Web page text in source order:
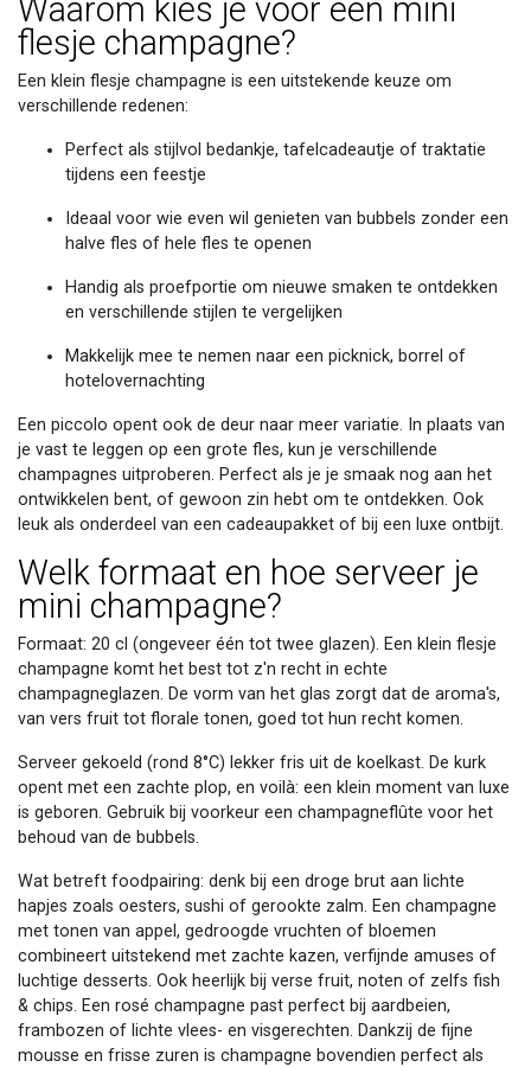
Waarom kies je voor een mini
flesje champagne?
Een klein flesje champagne is een uitstekende keuze om
verschillende redenen:
Perfect als stijlvol bedankje, tafelcadeautje of traktatie
tijdens een feestje
Ideaal voor wie even wil genieten van bubbels zonder een
halve fles of hele fles te openen
Handig als proefportie om nieuwe smaken te ontdekken
en verschillende stijlen te vergelijken
Makkelijk mee te nemen naar een picknick, borrel of
hotelovernachting
Een piccolo opent ook de deur naar meer variatie. In plaats van
je vast te leggen op een grote fles, kun je verschillende
champagnes uitproberen. Perfect als je je smaak nog aan het
ontwikkelen bent, of gewoon zin hebt om te ontdekken. Ook
leuk als onderdeel van een cadeaupakket of bij een luxe ontbijt.
Welk formaat en hoe serveer je
mini champagne?
Formaat: 20 cl (ongeveer één tot twee glazen). Een klein flesje
champagne komt het best tot z'n recht in echte
champagneglazen. De vorm van het glas zorgt dat de aroma's,
van vers fruit tot florale tonen, goed tot hun recht komen.
Serveer gekoeld (rond 8°C) lekker fris uit de koelkast. De kurk
opent met een zachte plop, en voilà: een klein moment van luxe
is geboren. Gebruik bij voorkeur een champagneflûte voor het
behoud van de bubbels.
Wat betreft foodpairing: denk bij een droge brut aan lichte
hapjes zoals oesters, sushi of gerookte zalm. Een champagne
met tonen van appel, gedroogde vruchten of bloemen
combineert uitstekend met zachte kazen, verfijnde amuses of
luchtige desserts. Ook heerlijk bij verse fruit, noten of zelfs fish
& chips. Een rosé champagne past perfect bij aardbeien,
frambozen of lichte vlees- en visgerechten. Dankzij de fijne
mousse en frisse zuren is champagne bovendien perfect als